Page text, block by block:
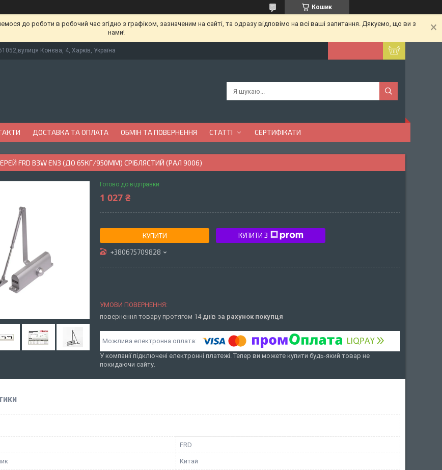
Кошик
до роботи в робочий час згідно з графіком, зазначеним на сайті, та одразу відповімо на всі ваші запитання. Дякуємо, що ви з
нами!
Конєва, 4, Харків, Україна
ДОСТАВКА ТА ОПЛАТА ОБМІН ТА ПОВЕРНЕННЯ СТАТТІ СЕРТИФІКАТИ
FRD B3W EN3 (ДО 65КГ/950ММ) СРІБЛЯСТИЙ (РАЛ 9006)
Готово до відправки
1 027 ₴
КУПИТИ КУПИТИ З
+380675709828
повернення товару протягом 14 днів за рахунок покупця
У компанії підключені електронні платежі. Тепер ви можете купити будь-який товар не
покидаючи сайту.
FRD
Китай